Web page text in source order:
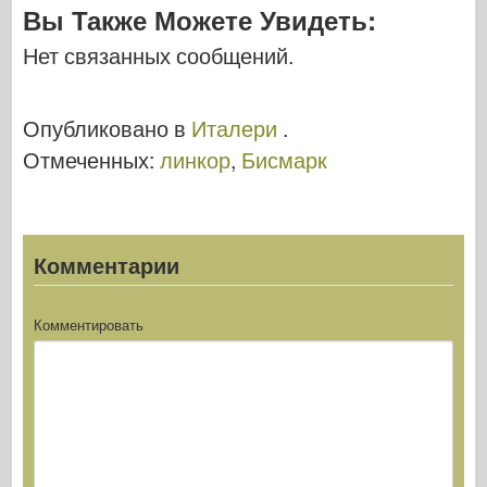
c
e
o
o
tt
er
b
o
d
er
e
m
bl
st
o
o
n
d ar
Вы Также Можете Увидеть:
Нет связанных сообщений.
Опубликовано в Италери .
Отмеченных: линкор, Бисмарк
Комментарии
Комментировать